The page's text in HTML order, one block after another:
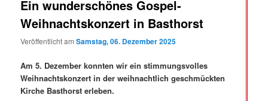
Ein wunderschönes Gospel-
Weihnachtskonzert in Basthorst
Veröffentlicht amSamstag, 06. Dezember 2025
Am 5. Dezember konnten wir ein stimmungsvolles
Weihnachtskonzert in der weihnachtlich geschmückten
Kirche Basthorst erleben.